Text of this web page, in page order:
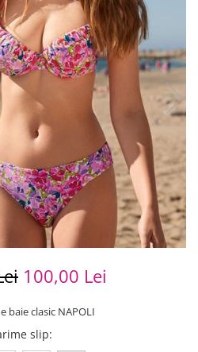
100,00 Lei
baie clasic NAPOLI
slip: